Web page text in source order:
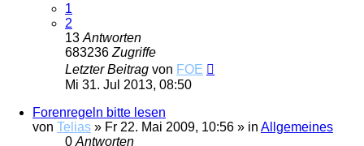
1
2
13 Antworten
683236 Zugriffe
Letzter Beitrag von FOE
Mi 31. Jul 2013, 08:50
Forenregeln bitte lesen
von Telias » Fr 22. Mai 2009, 10:56 » in Allgemeines
0 Antworten